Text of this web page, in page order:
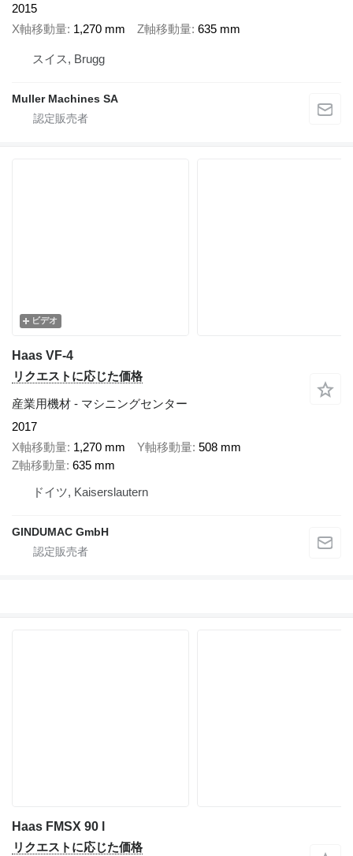
2015
X軸移動量 1,270 mm Z軸移動量 635 mm
スイス, Brugg
Muller Machines SA
ビデオ
Haas VF-4
リクエストに応じた価格
産業用機材 - マシニングセンター
2017
X軸移動量 1,270 mm Y軸移動量 508 mm
Z軸移動量 635 mm
ドイツ, Kaiserslautern
GINDUMAC GmbH
Haas FMSX 90 l
リクエストに応じた価格